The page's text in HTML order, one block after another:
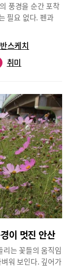
풍경을 순간 포착
필요 없다. 펜과
다. 마음이 닿는
든 풍경을 짧은 시
개한다.파주출판
는 서울의 골목길
생애구술사 정숙희
을 돌며 소소한 일
반해 이곳에 자리
정규 수업과 함께
은 신영 작가의 드
어 가져가는 과정
참가자들의 만족도
, 직장인 단체 워크
, 부부가 함께 찾
업은 12주 과정이
하나씩 그려 나간
완성하게 된다. 수
행을 앞두고 여행
있는가 하면, 요
스케치
취미
이 멋진 안산
는 꽃들의 움직임
워 보인다. 깊어가